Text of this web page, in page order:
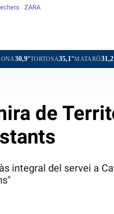
ZARA
35,1°MATARÓ31,2°VIC34,4°
de
integral del servei a